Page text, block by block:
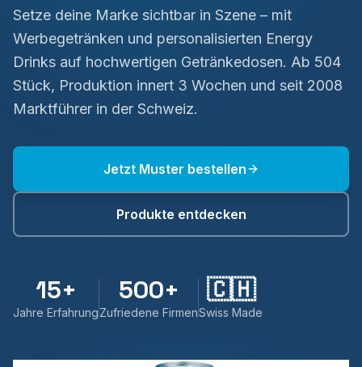
Werbegetränke Schweiz - Personalisierte Energy
Setze deine Marke sichtbar in Szene – mit
Werbegetränken und personalisierten Energy
Drinks auf hochwertigen Getränkedosen. Ab 504
Stück, Produktion innert 3 Wochen und seit 2008
Marktführer in der Schweiz.
Jetzt Muster bestellen
Produkte entdecken
15+
Jahre Erfahrung
500+
Zufriedene Firmen
🇨🇭
Swiss Made